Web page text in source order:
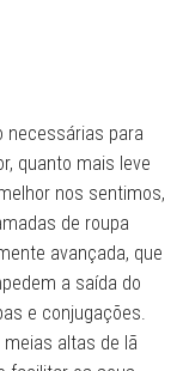
necessárias para
quanto mais leve
nos sentimos,
de roupa
avançada, que
a saída do
e conjugações.
altas de lã